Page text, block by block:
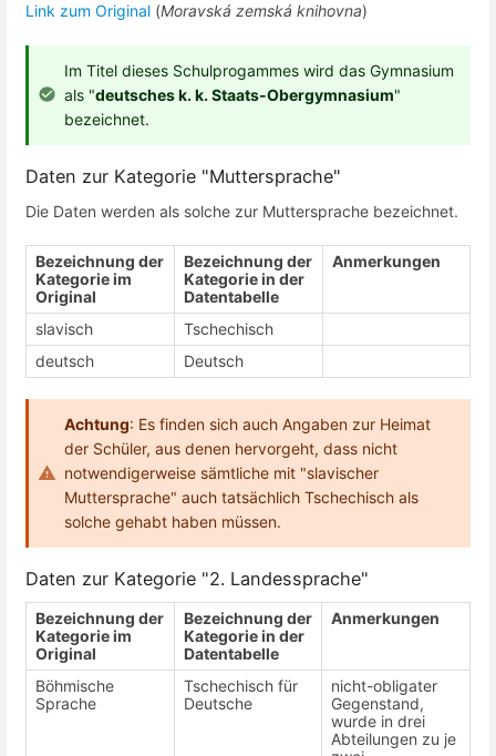
Link zum Original (Moravská zemská knihovna)
Im Titel dieses Schulprogammes wird das Gymnasium
als "deutsches k. k. Staats-Obergymnasium"
bezeichnet.
Daten zur Kategorie "Muttersprache"
Die Daten werden als solche zur Muttersprache bezeichnet.
Bezeichnung der
Kategorie im
Original
Bezeichnung der
Kategorie in der
Datentabelle
Anmerkungen
slavisch
Tschechisch
deutsch
Deutsch
Achtung: Es finden sich auch Angaben zur Heimat
der Schüler, aus denen hervorgeht, dass nicht
notwendigerweise sämtliche mit "slavischer
Muttersprache" auch tatsächlich Tschechisch als
solche gehabt haben müssen.
Daten zur Kategorie "2. Landessprache"
Bezeichnung der
Kategorie im
Original
Bezeichnung der
Kategorie in der
Datentabelle
Anmerkungen
Böhmische
Sprache
Tschechisch für
Deutsche
nicht-obligater
Gegenstand,
wurde in drei
Abteilungen zu je